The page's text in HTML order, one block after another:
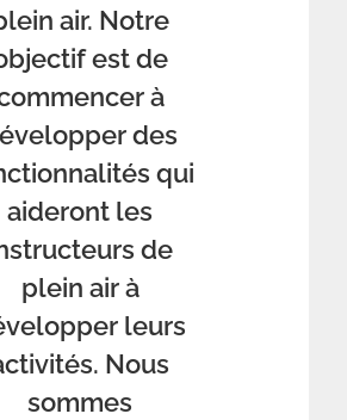
air. Notre
est de
à
des
qui
aideront les
de
plein air à
leurs
Nous
sommes